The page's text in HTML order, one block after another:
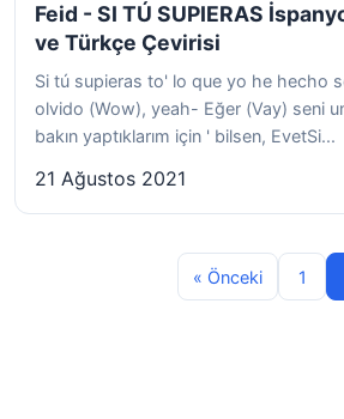
Feid - SI TÚ SUPIERAS
ve Türkçe Çevirisi
Si tú supieras to' lo que yo he hecho
olvido (Wow), yeah- Eğer (Vay) seni
bakın yaptıklarım için ' bilsen, EvetSi...
21 Ağustos 2021
« Önceki 1